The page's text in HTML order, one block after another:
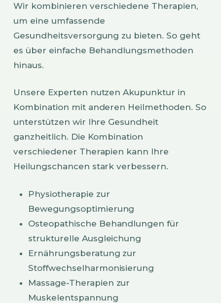
Wir kombinieren verschiedene Therapien,
um eine umfassende
Gesundheitsversorgung zu bieten. So geht
es über einfache Behandlungsmethoden
hinaus.
Unsere Experten nutzen Akupunktur in
Kombination mit anderen Heilmethoden. So
unterstützen wir Ihre Gesundheit
ganzheitlich. Die Kombination
verschiedener Therapien kann Ihre
Heilungschancen stark verbessern.
Physiotherapie zur
Bewegungsoptimierung
Osteopathische Behandlungen für
strukturelle Ausgleichung
Ernährungsberatung zur
Stoffwechselharmonisierung
Massage-Therapien zur
Muskelentspannung